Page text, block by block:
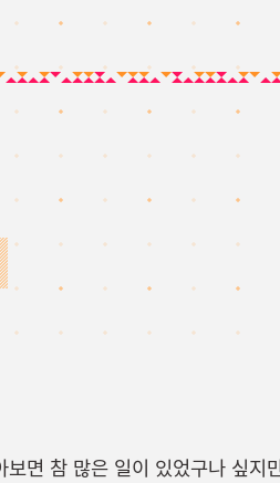
면 참 많은 일이 있었구나 싶지